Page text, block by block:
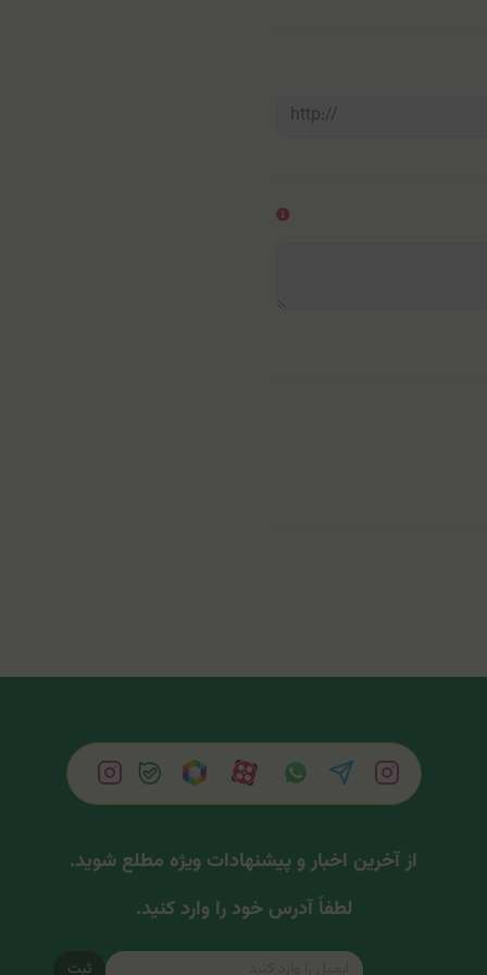
از آخرین اخبار و پیشنهادات ویژه مطلع شوید.
لطفاً آدرس خود را وارد کنید.
ثبت